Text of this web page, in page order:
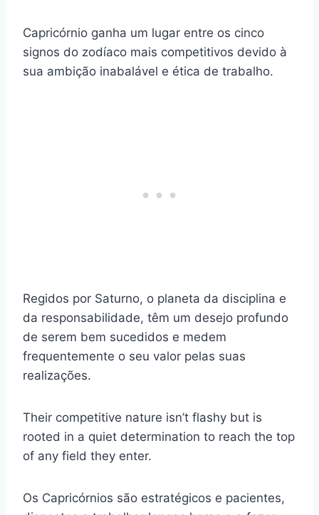
Capricórnio ganha um lugar entre os cinco
signos do zodíaco mais competitivos devido à
sua ambição inabalável e ética de trabalho.
Regidos por Saturno, o planeta da disciplina e
da responsabilidade, têm um desejo profundo
de serem bem sucedidos e medem
frequentemente o seu valor pelas suas
realizações.
Their competitive nature isn’t flashy but is
rooted in a quiet determination to reach the top
of any field they enter.
Os Capricórnios são estratégicos e pacientes,